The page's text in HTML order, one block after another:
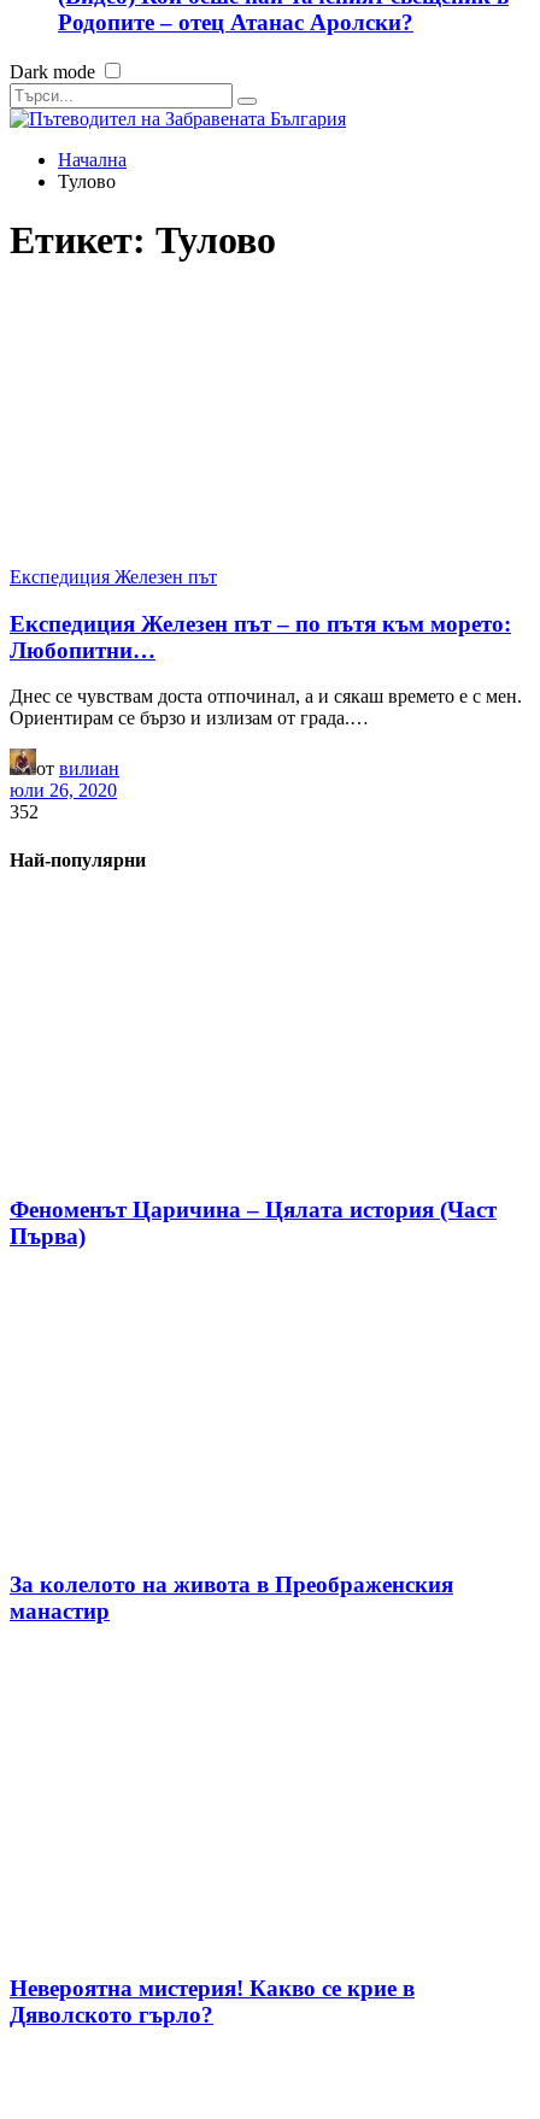
Родопите – отец Атанас Аролски?
Dark mode
Начална
Тулово
Етикет: Тулово
Експедиция Железен път
Експедиция Железен път – по пътя към морето:
Любопитни…
Днес се чувствам доста отпочинал, а и сякаш времето е с мен.
Ориентирам се бързо и излизам от града.…
от вилиан
юли 26, 2020
352
Най-популярни
Феноменът Царичина – Цялата история (Част
Първа)
За колелото на живота в Преображенския
манастир
Невероятна мистерия! Какво се крие в
Дяволското гърло?